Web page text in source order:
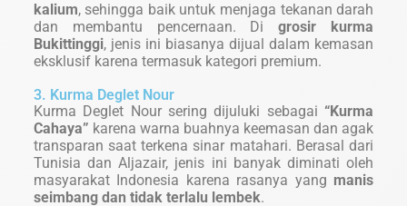
kalium, sehingga baik untuk menjaga tekanan darah
dan membantu pencernaan. Digrosir kurma
Bukittinggi, jenis ini biasanya dijual dalam kemasan
eksklusif karena termasuk kategori premium.
3. Kurma Deglet Nour
Kurma Deglet Nour sering dijuluki sebagai “Kurma
Cahaya” karena warna buahnya keemasan dan agak
transparan saat terkena sinar matahari. Berasal dari
Tunisia dan Aljazair, jenis ini banyak diminati oleh
masyarakat Indonesia karena rasanya yang manis
seimbang dan tidak terlalu lembek.